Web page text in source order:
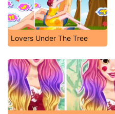
Lovers Under The Tree